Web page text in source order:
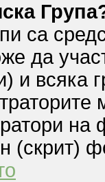
са
да
и всяка
(скрит)